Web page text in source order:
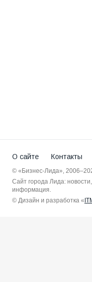
О сайте Контакты
© «Бизнес-Лида»,
Сайт города Лида:
информация.
© Дизайн и разработка «